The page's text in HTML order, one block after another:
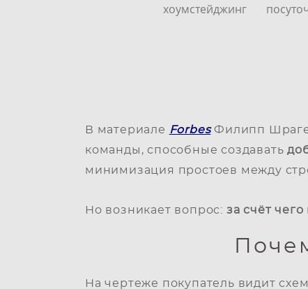
хоумстейджинг
В материале ForbesФилипп Шраге,
команды, способные создавать
минимизация простоев между
Но возникает вопрос: за счёт
На чертеже покупатель видит